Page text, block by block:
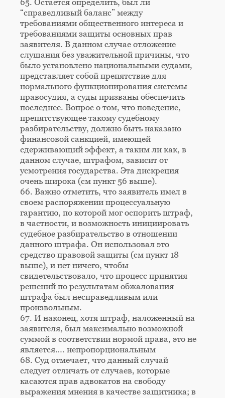
65. Остается определить, был ли
“справедливый баланс” между
требованиями общественного интереса и
требованиями защиты основных прав
заявителя. В данном случае отложение
слушания без уважительной причины, что
было установлено национальными судами,
представляет собой препятствие для
нормального функционирования системы
правосудия, а суды призваны обеспечить
последнее. Вопрос о том, что поведение,
препятствующее такому судебному
разбирательству, должно быть наказано
финансовой санкцией, имеющей
сдерживающий эффект, а таким ли как, в
данном случае, штрафом, зависит от
усмотрения государства. Эта дискреция
очень широка (см пункт 56 выше).
66. Важно отметить, что заявитель имел в
своем распоряжении процессуальную
гарантию, по которой мог оспорить штраф,
в частности, и возможность инициировать
судебное разбирательство в отношении
данного штрафа. Он использовал это
средство правовой защиты (см пункт 18
выше), и нет ничего, чтобы
свидетельствовало, что процесс принятия
решений по результатам обжалования
штрафа был несправедливым или
произвольным.
67. И наконец, хотя штраф, наложенный на
заявителя, был максимально возможной
суммой в соответствии нормой права, это не
является…. непропорциональным
68. Суд отмечает, что данный случай
следует отличать от случаев, которые
касаются прав адвокатов на свободу
выражения мнения в качестве защитника; в